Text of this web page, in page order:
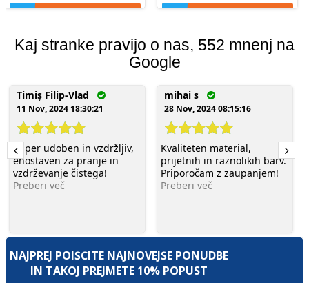
Kaj stranke pravijo o nas, 552 mnenj na
Google
Timiș Filip-Vlad
11 Nov, 2024 18:30:21
Super udoben in vzdržljiv,
enostaven za pranje in
vzdrževanje čistega!
Preberi več
mihai s
28 Nov, 2024 08:15:16
Kvaliteten material,
prijetnih in raznolikih barv.
Priporočam z zaupanjem!
Preberi več
NAJPREJ POIŠČITE NAJNOVEJŠE PONUDBE
IN TAKOJ PREJMETE 10% POPUST